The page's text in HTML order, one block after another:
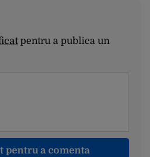
pentru a publica un
pentru a comenta